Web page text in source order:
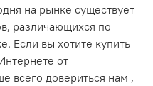
на рынке существует
различающихся по
Если вы хотите купить
от
всего довериться нам ,